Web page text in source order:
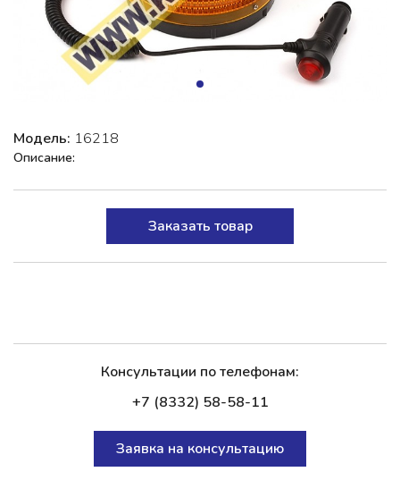
Модель: 16218
Описание:
Заказать товар
Консультации по телефонам:
+7 (8332) 58-58-11
Заявка на консультацию